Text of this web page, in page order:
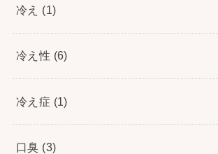
冷え (1)
冷え性 (6)
冷え症 (1)
口臭 (3)